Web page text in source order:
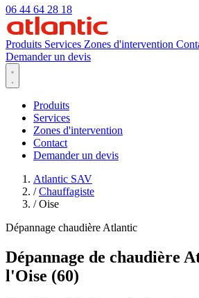
06 44 64 28 18
Produits Services Zones d'intervention
Demander un devis
Produits
Services
Zones d'intervention
Contact
Demander un devis
Atlantic SAV
/ Chauffagiste
/ Oise
Dépannage chaudière Atlantic
Dépannage de chaudière
l'Oise (60)